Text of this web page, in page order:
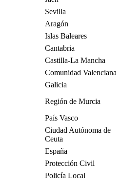
Sevilla
Aragón
Islas Baleares
Cantabria
Castilla-La Mancha
Comunidad Valenciana
Galicia
Región de Murcia
País Vasco
Ciudad Autónoma de
Ceuta
España
Protección Civil
Policía Local